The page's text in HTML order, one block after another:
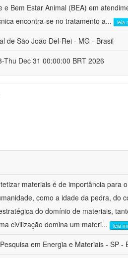
Bem Estar Animal (BEA) em
encontra-se no tratamento a... leia
de São João Del-Rei - MG - Brasil
Thu Dec 31 00:00:00 BRT 2026
materiais é de importância para
como a idade da pedra, do
do domínio de materiais,
civilização domina um materi... leia
em Energia e Materiais - SP -